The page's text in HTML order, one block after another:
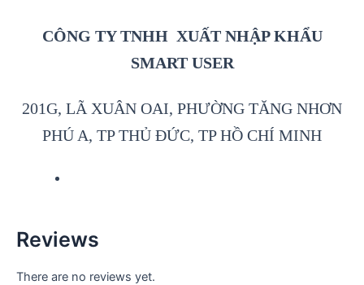
CÔNG TY TNHH XUẤT NHẬP KHẨU
SMART USER
201G, LÃ XUÂN OAI, PHƯỜNG TĂNG NHƠN
PHÚ A, TP THỦ ĐỨC, TP HỒ CHÍ MINH
Reviews
There are no reviews yet.